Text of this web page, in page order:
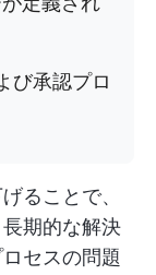
び承認プロ
ることで、
期的な解決
セスの問題